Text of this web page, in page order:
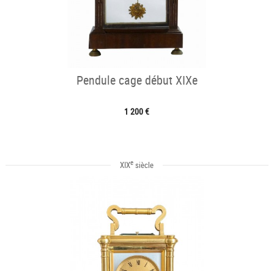
Pendule cage début XIXe
1 200 €
XIXe siècle